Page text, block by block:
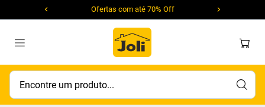
Ofertas com até 70% Off
Encontre um produto...